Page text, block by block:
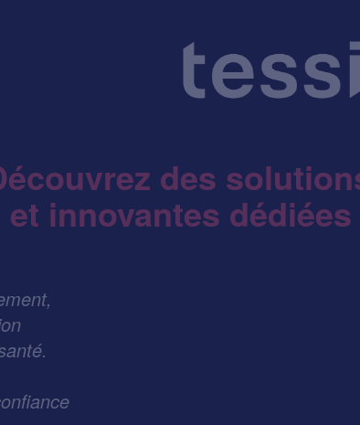
des
et innovantes